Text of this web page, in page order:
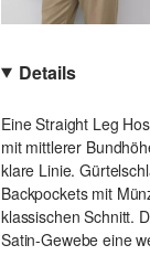
Details
Eine Straight Leg
mit mittlerer
klare Linie.
Backpockets mit
klassischen Schnitt.
Satin-Gewebe eine